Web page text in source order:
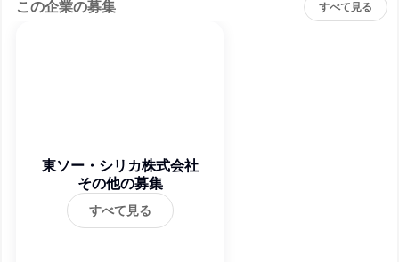
この企業の募集 すべて見る
東ソー・シリカ株式会社
その他の募集
すべて見る